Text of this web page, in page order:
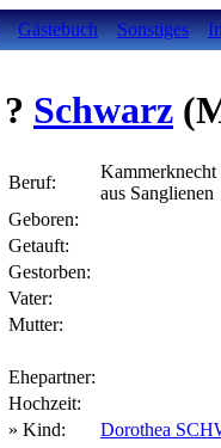
Gästebuch Sonstiges
? Schwarz
Beruf:
Kammerknecht
aus Sanglienen
Geboren:
Getauft:
Gestorben:
Vater:
Mutter:
Ehepartner:
Hochzeit:
» Kind:
Dorothea